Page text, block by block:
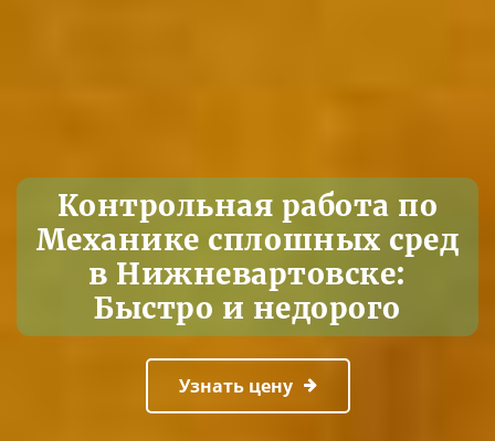
Контрольная работа по
Механике сплошных сред
в Нижневартовске:
Быстро и недорого
Узнать цену